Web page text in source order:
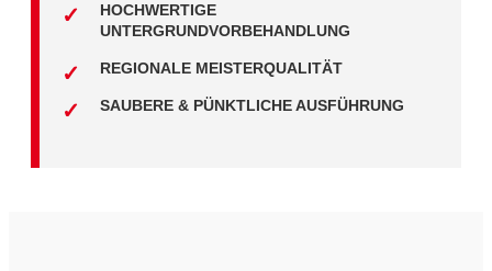
HOCHWERTIGE
UNTERGRUNDVORBEHANDLUNG
REGIONALE MEISTERQUALITÄT
SAUBERE & PÜNKTLICHE AUSFÜHRUNG